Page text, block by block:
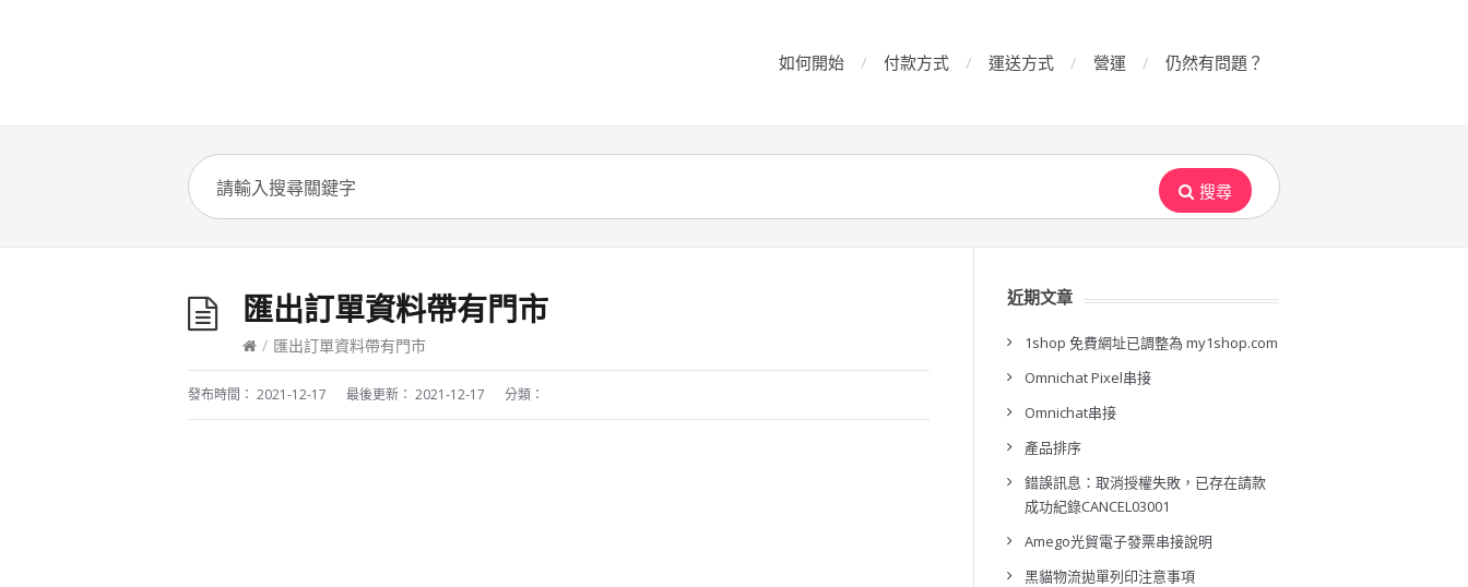
如何開始 付款方式 運送方式 營運 仍然有問題？
搜尋
匯出訂單資料帶有門市
/ 匯出訂單資料帶有門市
發布時間： 2021-12-17 最後更新： 2021-12-17 分類：
近期文章
1shop 免費網址已調整為 my1shop.com
Omnichat Pixel串接
Omnichat串接
產品排序
錯誤訊息：取消授權失敗，已存在請款
成功紀錄CANCEL03001
Amego光貿電子發票串接說明
黑貓物流拋單列印注意事項